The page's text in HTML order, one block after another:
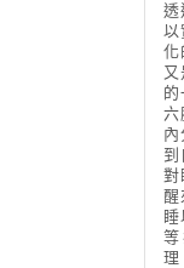
透
以
化
六
對
醒
理